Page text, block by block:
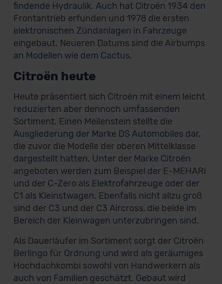
findende Hydraulik. Auch hat Citroën 1934 den
Frontantrieb erfunden und 1978 die ersten
elektronischen Zündanlagen in Fahrzeuge
eingebaut. Neueren Datums sind die Airbumps
an Modellen wie dem Cactus.
Citroën heute
Heute präsentiert sich Citroën mit einem leicht
reduzierten aber dennoch umfassenden
Sortiment. Einen Meilenstein stellte die
Ausgliederung der Marke DS Automobiles dar,
die zuvor die Modelle der oberen Mittelklasse
dargestellt hatten. Unter der Marke Citroën
angeboten werden zum Beispiel der E-MEHARI
und der C-Zero als Elektrofahrzeuge oder der
C1 als Kleinstwagen. Ebenfalls nicht allzu groß
sind der C3 und der C3 Aircross, die beide im
Bereich der Kleinwagen unterzubringen sind.
Als Dauerläufer im Sortiment sorgt der Citroën
Berlingo für Ordnung und wird als geräumiges
Hochdachkombi sowohl von Handwerkern als
auch von Familien geschätzt. Gebaut wird